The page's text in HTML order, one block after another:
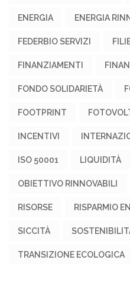
ENERGIA ENERGIA
FEDERBIO SERVIZI
FINANZIAMENTI
FONDO SOLIDARIETÀ
FOOTPRINT
INCENTIVI
ISO 50001 LIQUIDITÀ
OBIETTIVO RINNOVABILI
RISORSE RISPARMIO
SICCITÀ
TRANSIZIONE ECOLOGICA